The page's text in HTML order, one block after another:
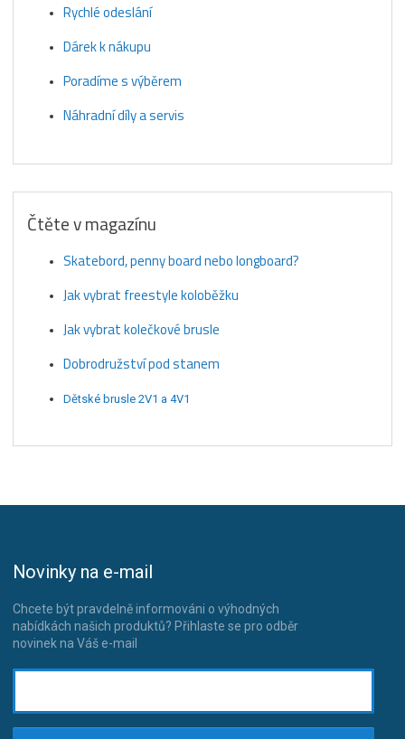
Rychlé odeslání
Dárek k nákupu
Poradíme s výběrem
Náhradní díly a servis
Čtěte v magazínu
Skatebord, penny board nebo longboard?
Jak vybrat freestyle koloběžku
Jak vybrat kolečkové brusle
Dobrodružství pod stanem
Dětské brusle 2V1 a 4V1
Novinky na e-mail
Chcete být pravdelně informováni o výhodných
nabídkách našich produktů? Přihlaste se pro odběr
novinek na Váš e-mail